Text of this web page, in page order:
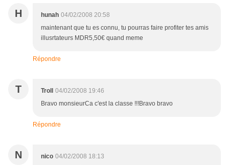
H hunah 04/02/2008 20:58
maintenant que tu es connu, tu pourras faire profiter tes amis
illusrtateurs MDR5,50€ quand meme
Répondre
T Troll
04/02/2008 19:46
Bravo monsieurCa c'est la classe !!!Bravo bravo
Répondre
N nico 04/02/2008 18:13